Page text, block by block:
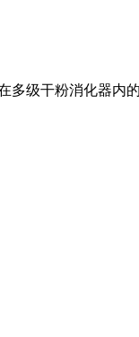
多级干粉消化器内